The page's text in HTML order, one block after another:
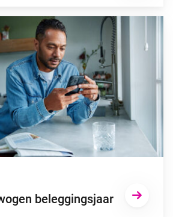
beleggingsjaar”
beleggingsjaar